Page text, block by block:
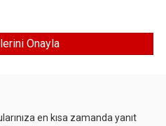
en kısa zamanda yanıt